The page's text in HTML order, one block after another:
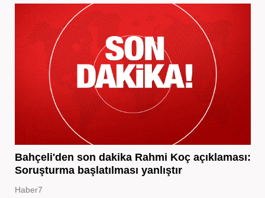
Bahçeli'den son dakika Rahmi Koç açıklaması:
Soruşturma başlatılması yanlıştır
Haber7